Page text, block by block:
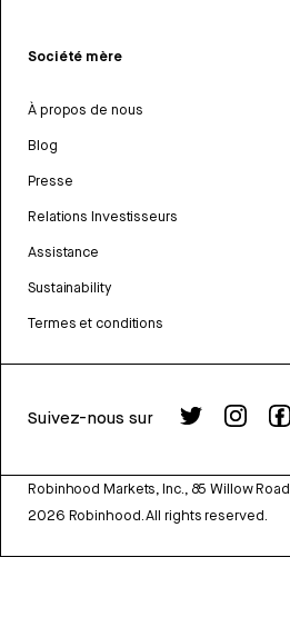
Société mère
À propos de nous
Blog
Presse
Relations Investisseurs
Assistance
Sustainability
Termes et conditions
Suivez-nous sur
Robinhood Markets, Inc., 85 Willow
2026 Robinhood. All rights reserved.